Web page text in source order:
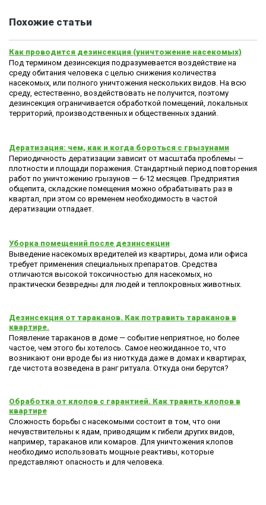
Похожие статьи
Как проводится дезинсекция (уничтожение насекомых)
Под термином дезинсекция подразумевается воздействие на
среду обитания человека с целью снижения количества
насекомых, или полного уничтожения нескольких видов. На всю
среду, естественно, воздействовать не получится, поэтому
дезинсекция ограничивается обработкой помещений, локальных
территорий, производственных и общественных зданий.
Дератизация: чем, как и когда бороться с грызунами
Периодичность дератизации зависит от масштаба проблемы —
плотности и площади поражения. Стандартный период повторения
работ по уничтожению грызунов — 6-12 месяцев. Предприятия
общепита, складские помещения можно обрабатывать раз в
квартал, при этом со временем необходимость в частой
дератизации отпадает.
Уборка помещений после дезинсекции
Выведение насекомых вредителей из квартиры, дома или офиса
требует применения специальных препаратов. Средства
отличаются высокой токсичностью для насекомых, но
практически безвредны для людей и теплокровных животных.
Дезинсекция от тараканов. Как потравить тараканов в
квартире.
Появление тараканов в доме — событие неприятное, но более
частое, чем этого бы хотелось. Самое неожиданное то, что
возникают они вроде бы из ниоткуда даже в домах и квартирах,
где чистота возведена в ранг ритуала. Откуда они берутся?
Обработка от клопов с гарантией. Как травить клопов в
квартире
Сложность борьбы с насекомыми состоит в том, что они
нечувствительны к ядам, приводящим к гибели других видов,
например, тараканов или комаров. Для уничтожения клопов
необходимо использовать мощные реактивы, которые
представляют опасность и для человека.